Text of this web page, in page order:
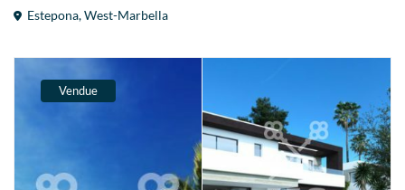
Estepona,West-Marbella
Vendue